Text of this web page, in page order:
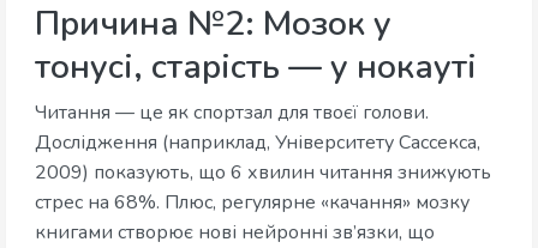
Причина №2: Мозок у
тонусі, старість — у нокауті
Читання — це як спортзал для твоєї голови.
Дослідження (наприклад, Університету Сассекса,
2009) показують, що 6 хвилин читання знижують
стрес на 68%. Плюс, регулярне «качання» мозку
книгами створює нові нейронні зв’язки, що